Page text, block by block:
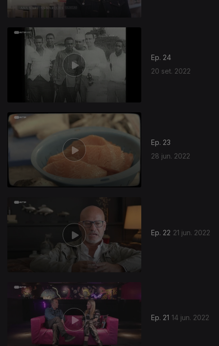
Ep. 24
20 set. 2022
Ep. 23
28 jun. 2022
Ep. 22 21 jun. 2022
Ep. 21 14 jun. 2022